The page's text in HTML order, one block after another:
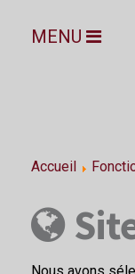
MENU
Accueil